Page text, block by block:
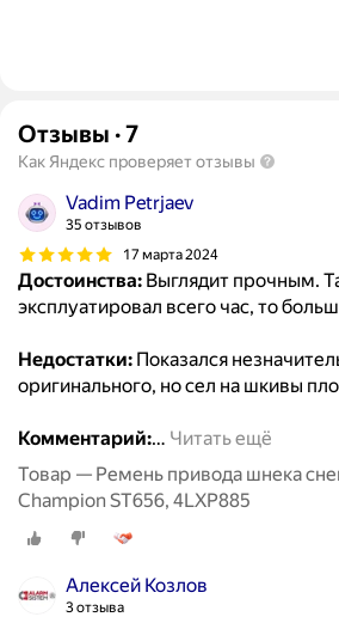
Отзывы ·7
Как Яндекс проверяет отзывы
Vadim Petrjaev
35 отзывов
17 марта 2024
Достоинства: Выглядит прочным.
эксплуатировал всего час, то
Недостатки: Показался
оригинального, но сел на шкивы
Комментарий:… Читать ещё
Товар — Ремень привода шнека
Champion ST656, 4LXP885
Алексей Козлов
3 отзыва